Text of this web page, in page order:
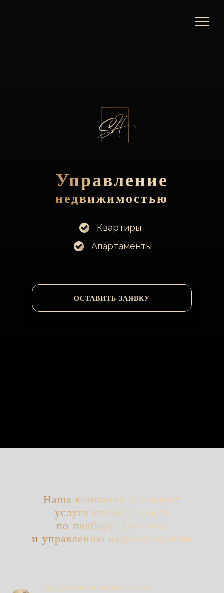
ОСТАВИТЬ ЗАЯВКУ
недвижимостью
Управление
Квартиры
Апартаменты
Наша компания оказывает
услуги полного цикла
по подбору, упаковке
и управлению недвижимостью
Профессиональный подход